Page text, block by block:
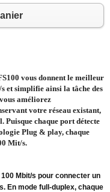
vous donnent le meilleur
et simplifie ainsi la tâche des
améliorez
votre réseau existant,
Puisque chaque port détecte
Plug & play, chaque
Mit/s.
Mbit/s pour connecter un
En mode full-duplex, chaque